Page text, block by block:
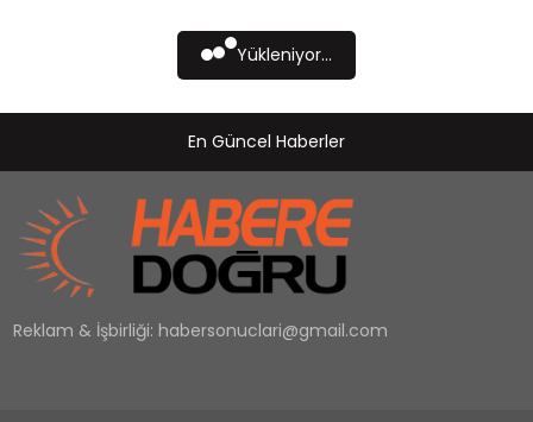
SPOR
EĞİTİM
MAGAZİN
Yükleniyor...
En Güncel Haberler
Reklam & İşbirliği: habersonuclari@gmail.com